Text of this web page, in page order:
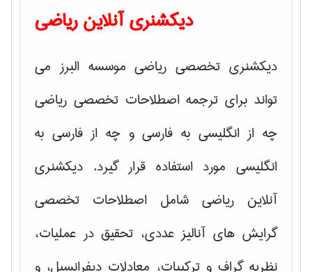
دیکشنری آنلاین ریاضی
دیکشنری تخصصی ریاضی موسسه البرز می
تواند برای ترجمه اصطلاحات تخصصی ریاضی
چه از انگلیسی به فارسی و چه از فارسی به
انگلیسی مورد استفاده قرار گیرد. دیکشنری
آنلاین ریاضی شامل اصطلاحات تخصصی
گرایش های آنالیز عددی، تحقیق در عملیات،
نظریه گراف و تركیبات، معادلات دیفرانسیل، و